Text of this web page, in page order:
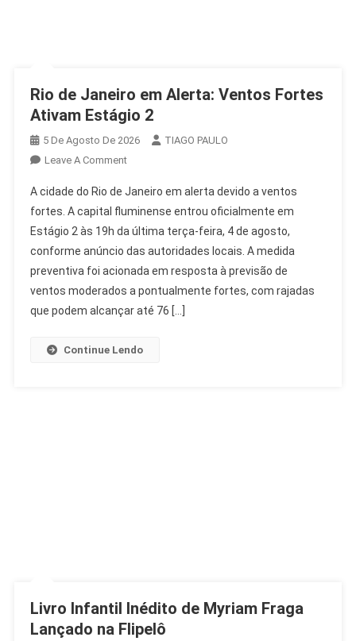
Rio de Janeiro em Alerta: Ventos Fortes
Ativam Estágio 2
5 De Agosto De 2026
TIAGO PAULO
Leave A CommentOn
De
Janeiro
Em
Alerta:
Ventos
Fortes
Ativam
A cidade do Rio de Janeiro em alerta devido a ventos
fortes. A capital fluminense entrou oficialmente em
Estágio 2 às 19h da última terça-feira, 4 de agosto,
conforme anúncio das autoridades locais. A medida
preventiva foi acionada em resposta à previsão de
ventos moderados a pontualmente fortes, com rajadas
que podem alcançar até 76 […]
Continue Lendo
Livro Infantil Inédito de Myriam Fraga
Lançado na Flipelô